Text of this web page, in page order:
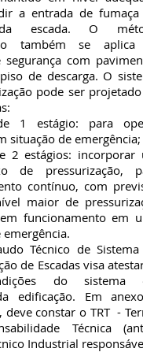
a entrada de fumaça
escada. O
também se aplica
segurança com
de descarga. O
pode ser projetado
1 estágio: para
situação de emergência;
2 estágios: incorporar
de pressurização,
contínuo, com
maior de
funcionamento em
Técnico de Sistema
de Escadas visa atestar
do sistema
edificação. Em
deve constar o TRT -
Técnica
Industrial responsável.